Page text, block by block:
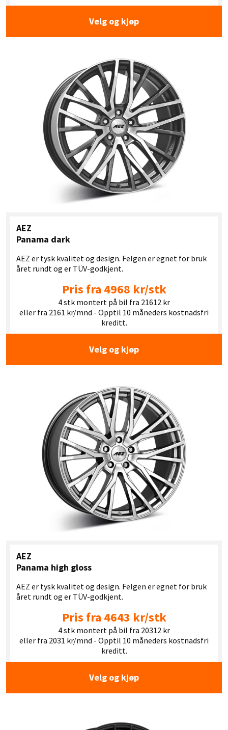
Velg og kjøp
AEZ
Panama dark
AEZ er tysk kvalitet og design. Felgen er egnet for bruk
året rundt og er TÜV-godkjent.
Pris fra 4968 kr/stk
4 stk montert på bil fra 21612 kr
eller fra 2161 kr/mnd - Opptil 10 måneders kostnadsfri
kreditt.
Velg og kjøp
AEZ
Panama high gloss
AEZ er tysk kvalitet og design. Felgen er egnet for bruk
året rundt og er TÜV-godkjent.
Pris fra 4643 kr/stk
4 stk montert på bil fra 20312 kr
eller fra 2031 kr/mnd - Opptil 10 måneders kostnadsfri
kreditt.
Velg og kjøp